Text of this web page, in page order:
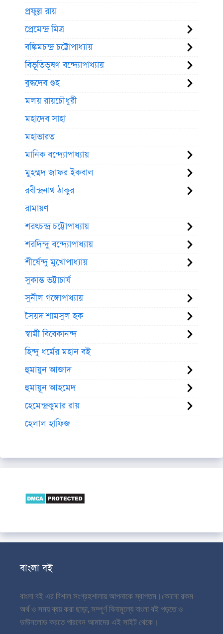
প্রফুল্ল রায়
প্রেমেন্দ্র মিত্র
বঙ্কিমচন্দ্র চট্টোপাধ্যায়
বিভূতিভূষণ বন্দ্যোপাধ্যায়
বুদ্ধদেব গুহ
মলয় রায়চৌধুরী
মহাদেব সাহা
মহাভারত
মানিক বন্দ্যোপাধ্যায়
মুহম্মদ জাফর ইকবাল
রবীন্দ্রনাথ ঠাকুর
রামায়ণ
শরৎচন্দ্র চট্টোপাধ্যায়
শরদিন্দু বন্দ্যোপাধ্যায়
শীর্ষেন্দু মুখোপাধ্যায়
সুকান্ত ভট্টাচার্য
সুনীল গঙ্গোপাধ্যায়
সৈয়দ শামসুল হক
স্বামী বিবেকানন্দ
হিন্দু ধর্মের মহান বই
হুমায়ুন আজাদ
হুমায়ূন আহমেদ
হেমেন্দ্রকুমার রায়
হেলাল হাফিজ
বাংলা বই
বাংলা বই এর বিশাল সংগ্রহশালায় আপনাকে স্বাগতম।কোনো রকম
অর্থ ও সময় ব্যয় করা ছাড়া, সম্পূর্ণ বিনামূল্যে বাংলা বই পড়তে ও
ডাউনলোড করতে পারবেন আমাদের এই সাইট থেকে।